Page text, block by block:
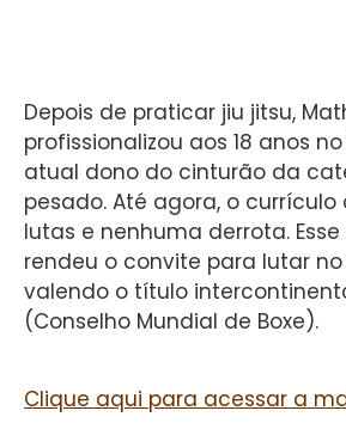
Depois de praticar jiu jitsu,
profissionalizou aos 18 anos
atual dono do cinturão da
pesado. Até agora, o
lutas e nenhuma derrota.
rendeu o convite para lutar
valendo o título
(Conselho Mundial de Boxe).
Clique aqui para acessar a